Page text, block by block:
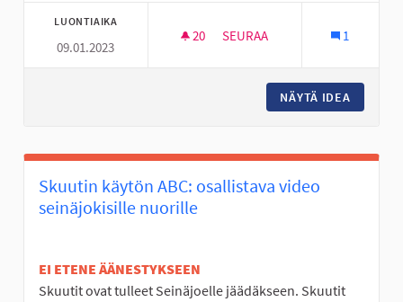
LUONTIAIKA
09.01.2023
20 20 SEURAAJAA
SEURAA 1
NÄYTÄ IDEA
Skuutin käytön ABC: osallistava video
seinäjokisille nuorille
EI ETENE ÄÄNESTYKSEEN
Skuutit ovat tulleet Seinäjoelle jäädäkseen. Skuutit